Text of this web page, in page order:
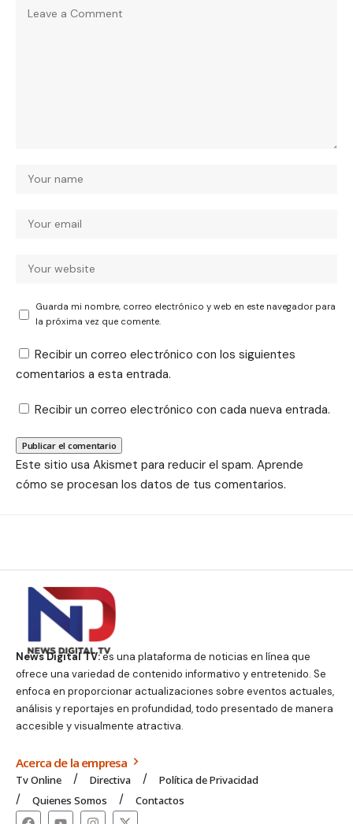
Guarda mi nombre, correo electrónico y web en este navegador para
la próxima vez que comente.
Recibir un correo electrónico con los siguientes
comentarios a esta entrada.
Recibir un correo electrónico con cada nueva entrada.
Este sitio usa Akismet para reducir el spam. Aprende
cómo se procesan los datos de tus comentarios.
News Digital TV:es una plataforma de noticias en línea que
ofrece una variedad de contenido informativo y entretenido. Se
enfoca en proporcionar actualizaciones sobre eventos actuales,
análisis y reportajes en profundidad, todo presentado de manera
accesible y visualmente atractiva.
Acerca de la empresa
Tv Online Directiva
Política de Privacidad
Quienes Somos
Contactos